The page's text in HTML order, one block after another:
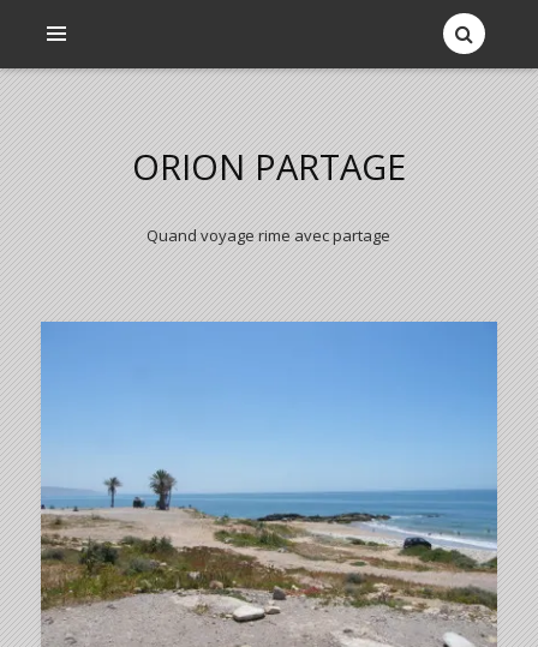
ORION PARTAGE
Quand voyage rime avec partage